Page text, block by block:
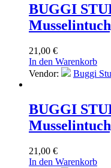
BUGGI
21,00 €
In den Warenkorb
Vendor:
Buggi
BUGGI
21,00 €
In den Warenkorb